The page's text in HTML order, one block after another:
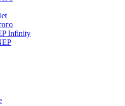
Infinity